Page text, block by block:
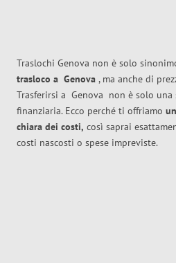
Traslochi Genova non è solo
trasloco a Genova , ma anche di
Trasferirsi a Genova non è solo una
finanziaria. Ecco perché ti offriamo
chiara dei costi, così saprai
costi nascosti o spese impreviste.